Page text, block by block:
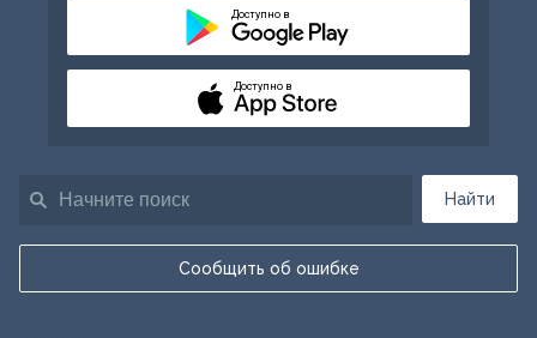
Найти
Сообщить об ошибке
Доступно в
Доступно в